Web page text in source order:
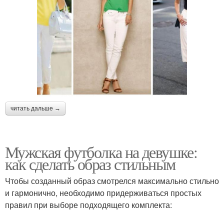
читать дальше →
Мужская футболка на девушке:
как сделать образ стильным
Чтобы созданный образ смотрелся максимально стильно
и гармонично, необходимо придерживаться простых
правил при выборе подходящего комплекта: